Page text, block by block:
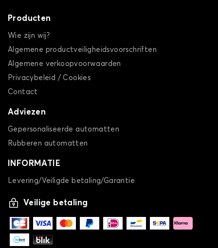
Producten
Wie zijn wij?
Algemene productveiligheidsvoorschriften
Algemene verkoopvoorwaarden
Privacybeleid / Cookies
Contact
Adviezen
Gepersonaliseerde automatten
Rubberen automatten
INFORMATIE
Levering/Veiligde betaling/Garantie
Veilige betaling